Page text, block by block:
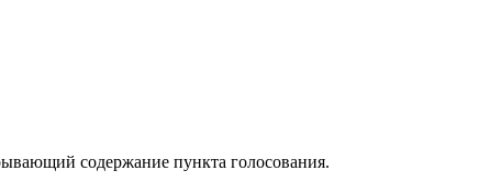
содержание пункта голосования.